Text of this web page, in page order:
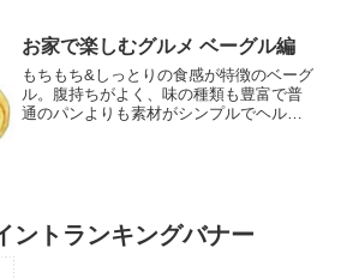
お家で楽しむグルメ ベーグル編
もちもち&しっとりの食感が特徴のベーグ
ル。腹持ちがよく、味の種類も豊富で普
通のパンよりも素材がシンプルでヘルシ
ントランキングバナー